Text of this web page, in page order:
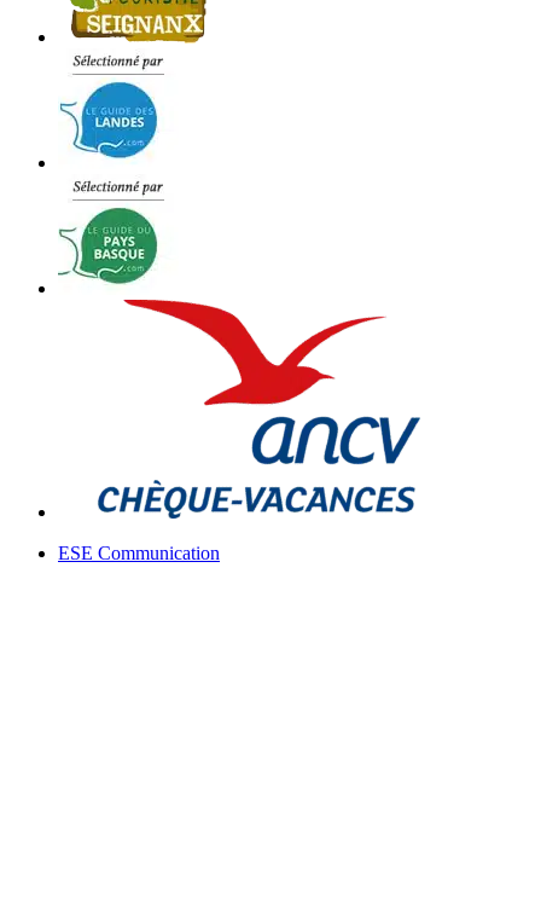
ESE Communication